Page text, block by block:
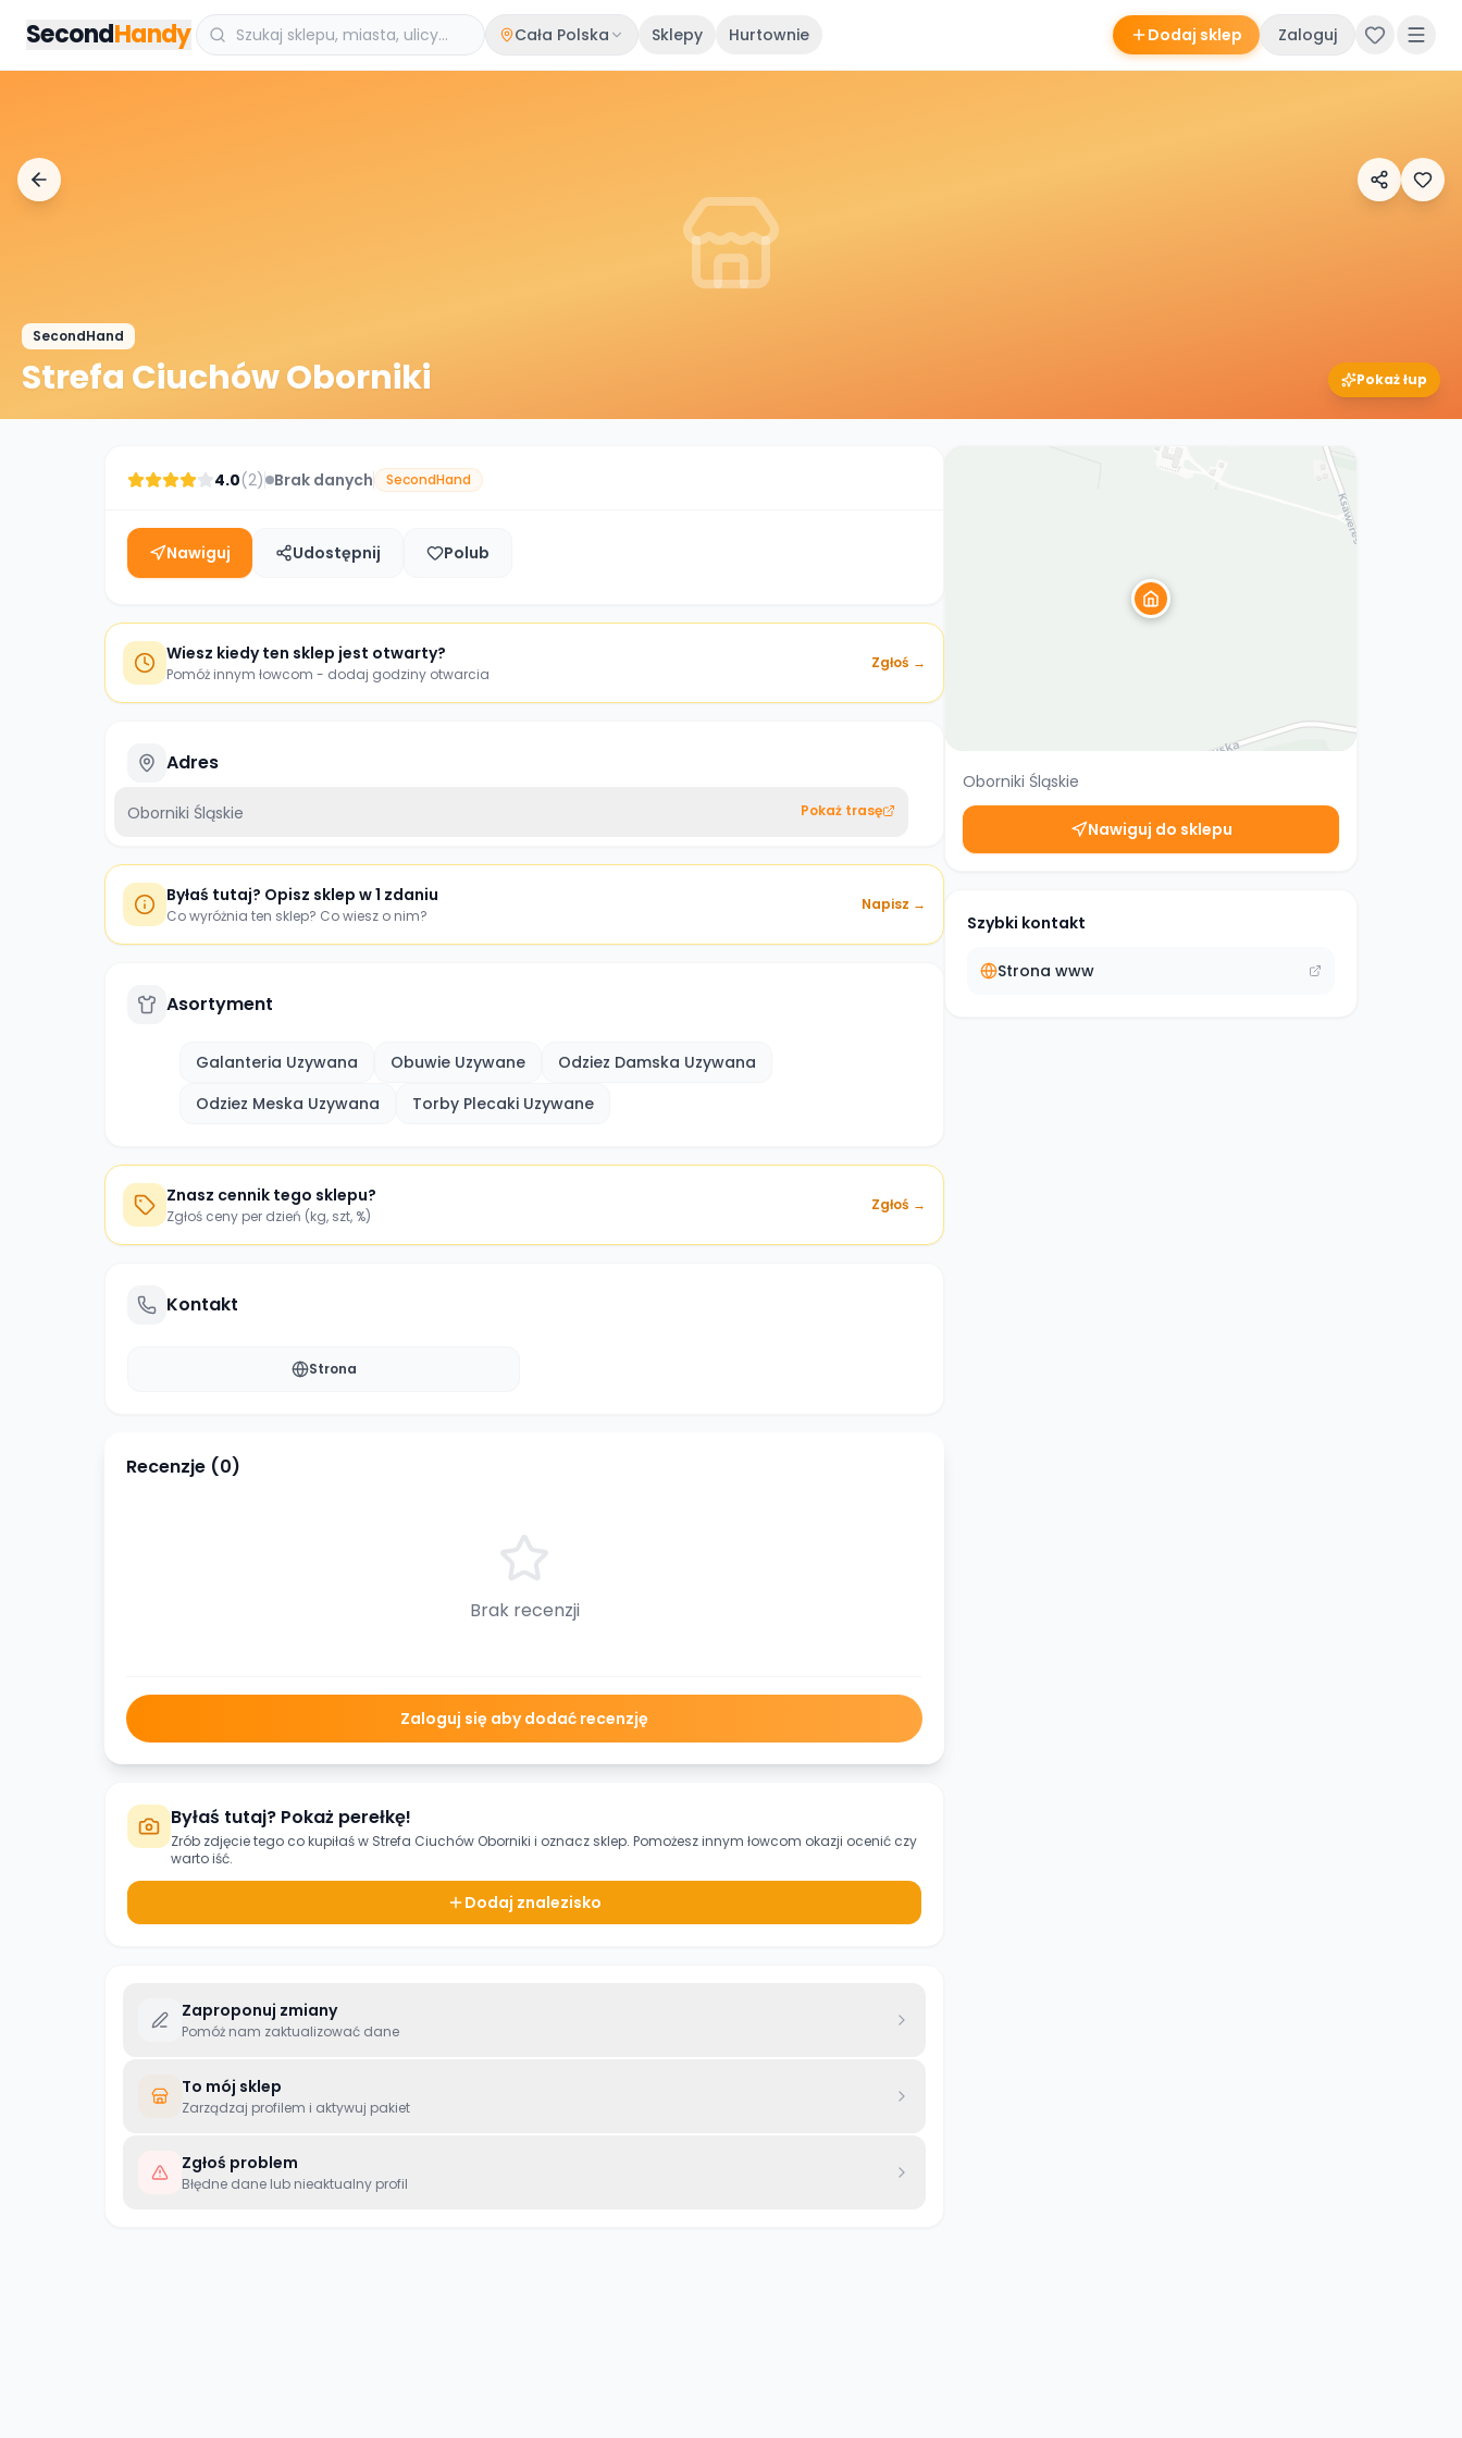
SecondHandy Cała Polska Sklepy Hurtownie Dodaj sklep Zaloguj
SecondHand
Strefa Ciuchów Oborniki Pokaż łup
4.0(2) Brak danych SecondHand
Nawiguj Udostępnij Polub
Wiesz kiedy ten sklep jest otwarty?
Pomóż innym łowcom - dodaj godziny otwarcia
Zgłoś →
Adres
Oborniki Śląskie Pokaż trasę
Byłaś tutaj? Opisz sklep w 1 zdaniu
Co wyróżnia ten sklep? Co wiesz o nim?
Napisz →
Asortyment
Galanteria Uzywana Obuwie Uzywane
Odziez Damska Uzywana
Odziez Meska Uzywana
Torby Plecaki Uzywane
Znasz cennik tego sklepu?
Zgłoś ceny per dzień (kg, szt, %)
Zgłoś →
Kontakt
Strona
Recenzje (0)
Brak recenzji
Zaloguj się aby dodać recenzję
Byłaś tutaj? Pokaż perełkę!
Zrób zdjęcie tego co kupiłaś w Strefa Ciuchów Oborniki i oznacz sklep. Pomożesz innym łowcom okazji ocenić czy
warto iść.
Dodaj znalezisko
Zaproponuj zmiany
Pomóż nam zaktualizować dane
To mój sklep
Zarządzaj profilem i aktywuj pakiet
Zgłoś problem
Błędne dane lub nieaktualny profil
Oborniki Śląskie
Nawiguj do sklepu
Szybki kontakt
Strona www